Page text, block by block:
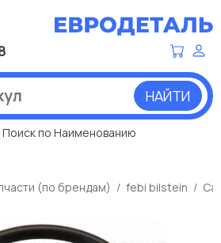
НАЙТИ
Поиск по Наименованию
(по брендам) febi bilstein